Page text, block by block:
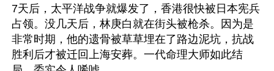
7天后，太平洋战争就爆发了，香港很快被日本宪兵
占领。没几天后，林庚白就在街头被枪杀。因为是
非常时期，他的遗骨被草草埋在了路边泥坑，抗战
胜利后才被迁回上海安葬。一代命理大师如此结